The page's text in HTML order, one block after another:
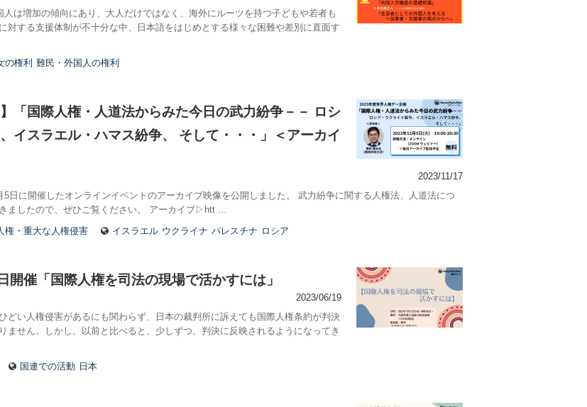
は増加の傾向にあり、大人だけではなく、海外にルーツを持つ子どもや若者も
対する支援体制が不十分な中、日本語をはじめとする様々な困難や差別に直面す
の権利 難民・外国人の権利
「国際人権・人道法からみた今日の武力紛争－－ ロシ
イスラエル・ハマス紛争、 そして・・・」＜アーカイ
2023/11/17
5日に開催したオンラインイベントのアーカイブ映像を公開しました。 武力紛争に関する人権法、人道法につ
ましたので、ぜひご覧ください。 アーカイブ▷htt …
権・重大な人権侵害 イスラエル ウクライナ パレスチナ ロシア
開催「国際人権を司法の現場で活かすには」
2023/06/19
どい人権侵害があるにも関わらず、日本の裁判所に訴えても国際人権条約が判決
ません。しかし、以前と比べると、少しずつ、判決に反映されるようになってき
国連での活動 日本